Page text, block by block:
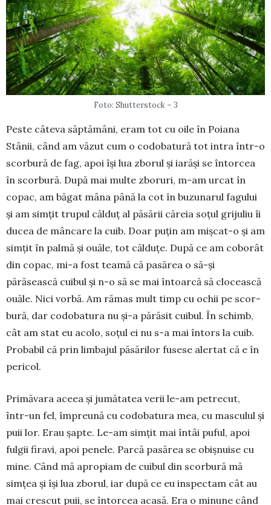
Foto: Shutterstock – 3
Peste câteva săptămâni, eram tot cu oile în Poiana
Stânii, când am văzut cum o codo­ba­tură tot intra într-o
scorbură de fag, apoi își lua zborul și iarăși se întorcea
în scorbură. După mai multe zboruri, m-am urcat în
copac, am băgat mâna până la cot în buzunarul fagului
și am simțit trupul călduț al păsării căreia soțul grijuliu îi
ducea de mân­care la cuib. Doar puțin am mișcat-o și am
simțit în palmă și ouăle, tot călduțe. După ce am coborât
din copac, mi-a fost teamă că pasărea o să-și
părăsească cuibul și n-o să se mai întoarcă să clocească
ouăle. Nici vorbă. Am rămas mult timp cu ochii pe scor­
bu­ră, dar codobatura nu și-a părăsit cuibul. În schimb,
cât am stat eu acolo, soțul ei nu s-a mai întors la cuib.
Probabil că prin limbajul păsărilor fusese alertat că e în
pericol.
Primăvara aceea și jumătatea verii le-am petre­cut,
într-un fel, împreună cu codobatura mea, cu mas­culul și
puii lor. Erau șapte. Le-am simțit mai întâi puful, apoi
fulgii firavi, apoi pe­nele. Parcă pasărea se obiș­nuise cu
mine. Când mă apro­piam de cuibul din scor­bură mă
simțea și își lua zbo­rul, iar după ce eu inspectam cât au
mai crescut puii, se întorcea acasă. Era o minune când